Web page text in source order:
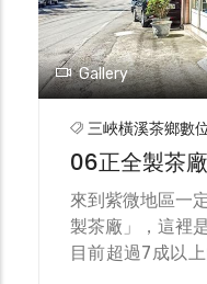
地，也把臺灣各
冽的高山茶、蜜
臺灣的「大紅袍
色好茶的豐富層
啜飲現泡的香茗！
Gallery
三峽橫溪茶鄉數
06正全製茶廠
來到紫微地區一
製茶廠」，這裡
目前超過7成以